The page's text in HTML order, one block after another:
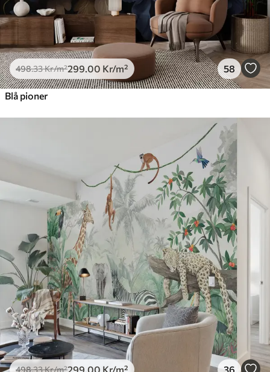
498.33Kr/m²299 .00 Kr/m² 58
Blå pioner
498.33Kr/m²299 .00 Kr/m² 36